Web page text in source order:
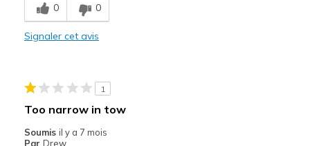
Durable
Need Break In
Les meilleures utilisations
0 0
Signaler cet avis
1
Too narrow in tow
Soumis il y a 7 mois
Par Drew